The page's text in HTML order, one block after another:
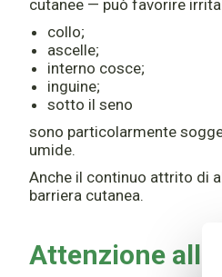
cutanee — può favorire
collo;
ascelle;
interno cosce;
inguine;
sotto il seno
sono particolarmente
umide.
Anche il continuo attrito di
barriera cutanea.
Attenzione alla